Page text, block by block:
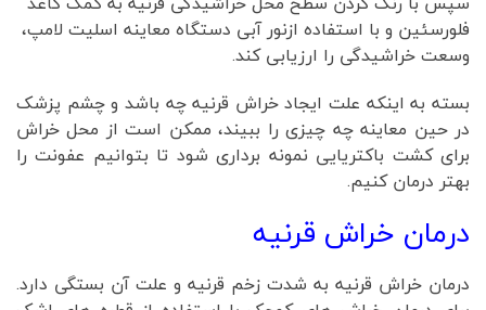
فلورسئین و با استفاده ازنور آبی دستگاه معاینه اسلیت لامپ،
وسعت خراشیدگی را ارزیابی کند.
بسته به اینکه علت ایجاد خراش قرنیه چه باشد و چشم پزشک
در حین معاینه چه چیزی را ببیند، ممکن است از محل خراش
برای کشت باکتریایی نمونه برداری شود تا بتوانیم عفونت را
بهتر درمان کنیم.
درمان خراش قرنیه
درمان خراش قرنیه به شدت زخم قرنیه و علت آن بستگی دارد.